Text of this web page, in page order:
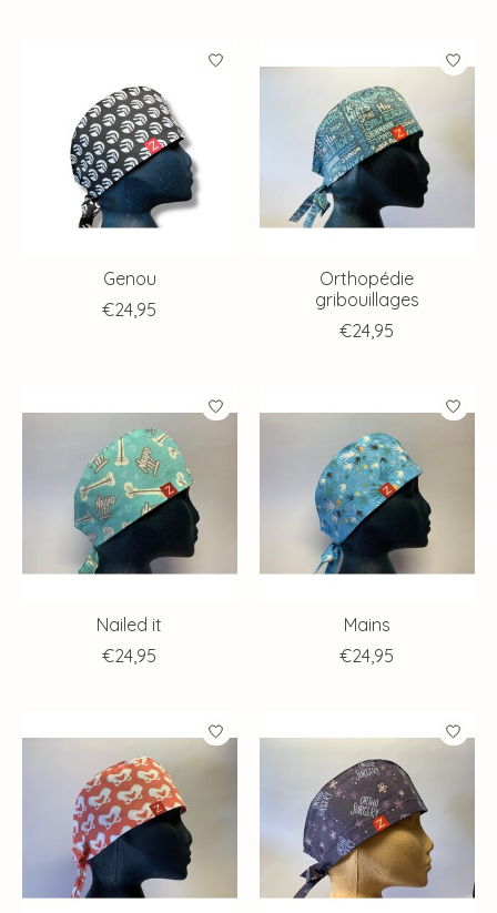
Genou
€24,95
Orthopédie
gribouillages
€24,95
Nailed it
€24,95
Mains
€24,95